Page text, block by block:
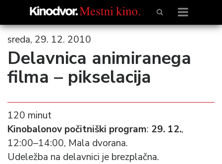
sreda, 29. 12. 2010
Delavnica animiranega
filma – pikselacija
120 minut
Kinobalonov počitniški program: 29. 12.,
12:00–14:00, Mala dvorana.
Udeležba na delavnici je brezplačna.